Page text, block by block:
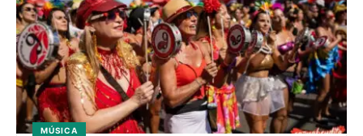
MÚSICA